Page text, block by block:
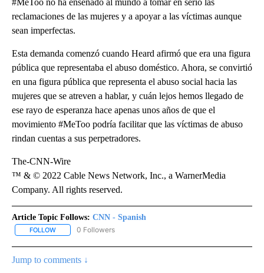
#MeToo no ha enseñado al mundo a tomar en serio las
reclamaciones de las mujeres y a apoyar a las víctimas aunque
sean imperfectas.
Esta demanda comenzó cuando Heard afirmó que era una figura
pública que representaba el abuso doméstico. Ahora, se convirtió
en una figura pública que representa el abuso social hacia las
mujeres que se atreven a hablar, y cuán lejos hemos llegado de
ese rayo de esperanza hace apenas unos años de que el
movimiento #MeToo podría facilitar que las víctimas de abuso
rindan cuentas a sus perpetradores.
The-CNN-Wire
™ & © 2022 Cable News Network, Inc., a WarnerMedia
Company. All rights reserved.
Article Topic Follows: CNN - Spanish
FOLLOW FOLLOW "CNN - SPANISH" TO RECEIVE NOTIFICATIONS ABOUT
0 Followers
Jump to comments ↓